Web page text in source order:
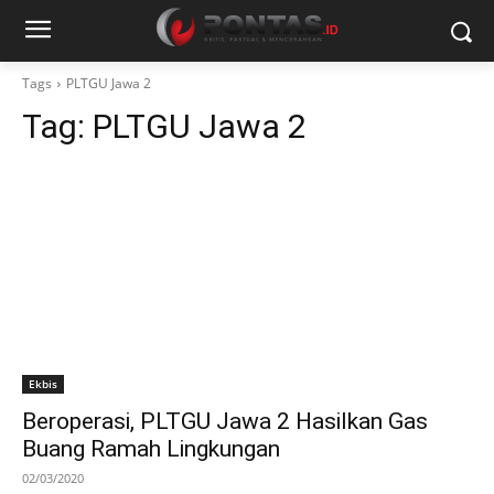
Tags PLTGU Jawa 2
Tag: PLTGU Jawa 2
Ekbis
Beroperasi, PLTGU Jawa 2 Hasilkan Gas
Buang Ramah Lingkungan
02/03/2020